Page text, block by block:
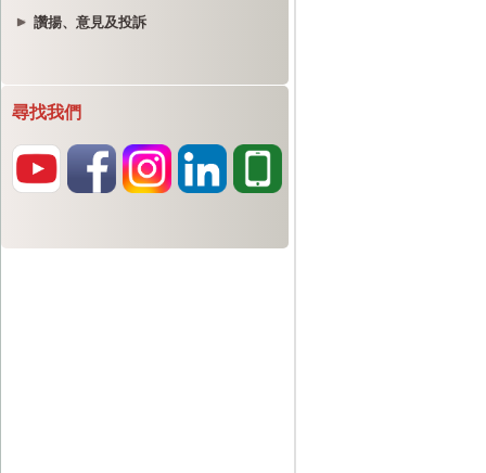
讚揚、意見及投訴
尋找我們